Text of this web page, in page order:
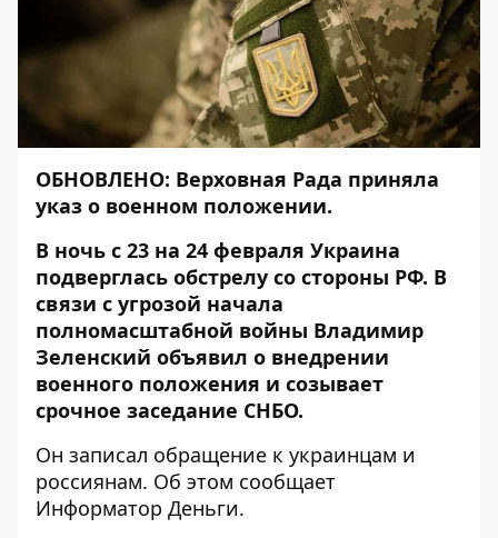
ОБНОВЛЕНО: Верховная Рада приняла
указ о военном положении.
В ночь с 23 на 24 февраля Украина
подверглась обстрелу со стороны РФ. В
связи с угрозой начала
полномасштабной войны Владимир
Зеленский объявил о внедрении
военного положения и созывает
срочное заседание СНБО.
Он записал обращение к украинцам и
россиянам. Об этом сообщает
Информатор Деньги.